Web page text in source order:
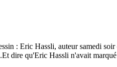
: Eric Hassli, auteur samedi
dire qu'Eric Hassli n'avait